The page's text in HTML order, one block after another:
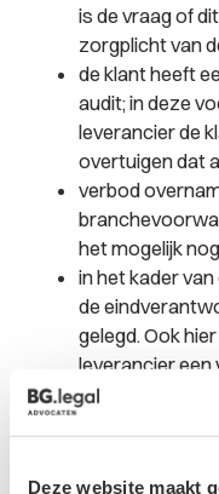
Deze website maakt
is de vraag of
zorgplicht van
de klant heeft
audit; in deze
leverancier de
overtuigen dat
verbod
het mogelijk
in het kader
de
gelegd. Ook
leverancier
kan opleveren.
De
om de